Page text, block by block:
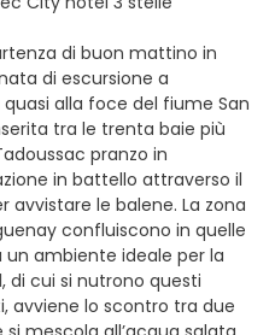
di buon mattino in
di escursione a
alla foce del fiume San
tra le trenta baie più
pranzo in
in battello attraverso il
avvistare le balene. La zona
confluiscono in quelle
un ambiente ideale per la
di cui si nutrono questi
avviene lo scontro tra due